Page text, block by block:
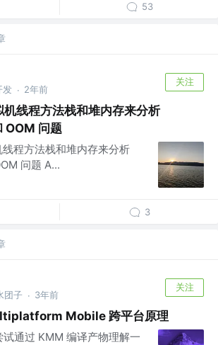
53
发 · 2年前
关注
线程方法栈和堆内存来分析
OOM 问题
程方法栈和堆内存来分析
问题 A...
3
团子 · 3年前
关注
Mobile 跨平台原理
通过 KMM 编译产物理解一